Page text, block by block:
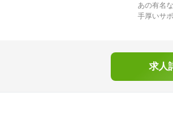
あの有名
手厚いサ
求人